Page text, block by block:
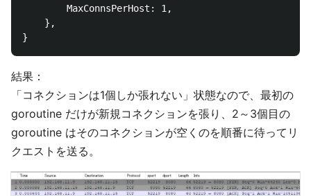
        MaxConnsPerHost: 1,
    },
結果：
「コネクションは1個しか張れない」状態なので、最初の
goroutine だけが新規コネクションを張り、2～3個目の
goroutine はそのコネクションが空くのを順番に待ってリ
クエストを送る。